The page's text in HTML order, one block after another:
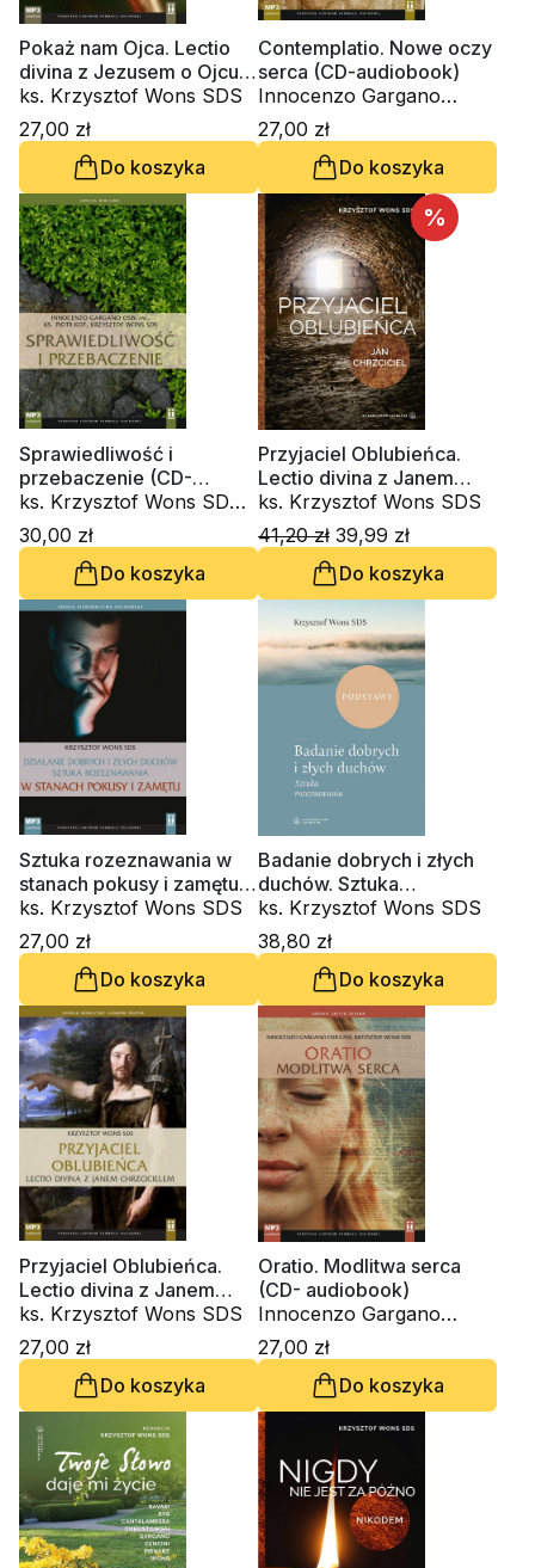
Pokaż nam Ojca. Lectio
divina z Jezusem o Ojcu
(CD-audiobook)
ks. Krzysztof Wons SDS
27,00 zł
Do koszyka
Contemplatio. Nowe oczy
serca (CD-audiobook)
Innocenzo Gargano
OSBCam., ks. Krzysztof
Wons SDS
27,00 zł
Do koszyka
Sprawiedliwość i
przebaczenie (CD-
audiobook)
ks. Krzysztof Wons SDS,
ks. Piotr Kot, Innocenzo
Gargano OSBCam.
30,00 zł
Do koszyka
%
Przyjaciel Oblubieńca.
Lectio divina z Janem
Chrzcicielem
ks. Krzysztof Wons SDS
41,20 zł 39,99 zł
Do koszyka
Sztuka rozeznawania w
stanach pokusy i zamętu
(CD-audiobook)
ks. Krzysztof Wons SDS
27,00 zł
Do koszyka
Badanie dobrych i złych
duchów. Sztuka
rozeznawania
ks. Krzysztof Wons SDS
38,80 zł
Do koszyka
Przyjaciel Oblubieńca.
Lectio divina z Janem
Chrzcicielem (CD-
audiobook)
ks. Krzysztof Wons SDS
27,00 zł
Do koszyka
Oratio. Modlitwa serca
(CD- audiobook)
Innocenzo Gargano
OSBCam., ks. Krzysztof
Wons SDS
27,00 zł
Do koszyka